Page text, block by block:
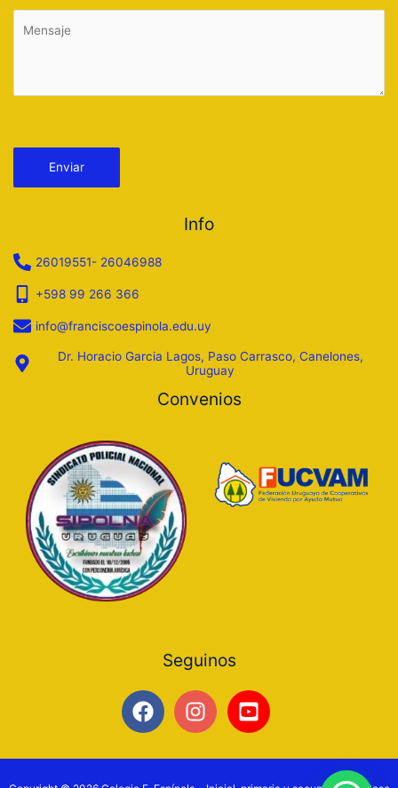
Info
26019551- 26046988
+598 99 266 366
info@franciscoespinola.edu.uy
Dr. Horacio Garcia Lagos, Paso Carrasco, Canelones,
Uruguay
Convenios
Seguinos